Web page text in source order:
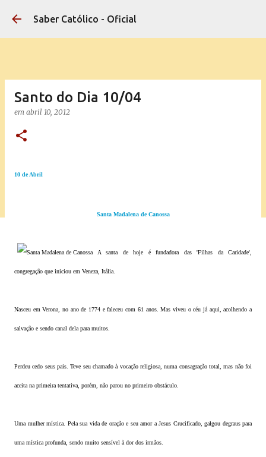
Pular para o conteúdo principal
Saber Católico - Oficial
Santo do Dia 10/04
em abril 10, 2012
10 de Abril
Santa Madalena de Canossa
A santa de hoje é fundadora das 'Filhas da Caridade',
congregação que iniciou em Veneza, Itália.
Nasceu em Verona, no ano de 1774 e faleceu com 61 anos. Mas viveu o céu já aqui, acolhendo a
salvação e sendo canal dela para muitos.
Perdeu cedo seus pais. Teve seu chamado à vocação religiosa, numa consagração total, mas não foi
aceita na primeira tentativa, porém, não parou no primeiro obstáculo.
Uma mulher mística. Pela sua vida de oração e seu amor a Jesus Crucificado, galgou degraus para
uma mística profunda, sendo muito sensível à dor dos irmãos.